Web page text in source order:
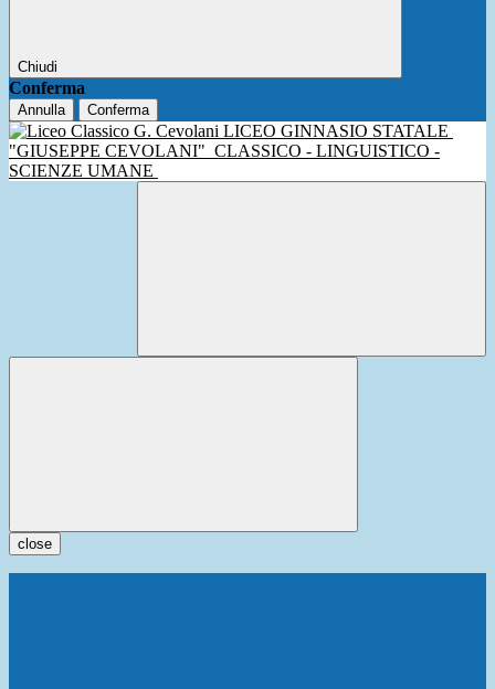
Chiudi
Conferma
Annulla Conferma
LICEO GINNASIO STATALE
"GIUSEPPE CEVOLANI" CLASSICO - LINGUISTICO -
SCIENZE UMANE
close